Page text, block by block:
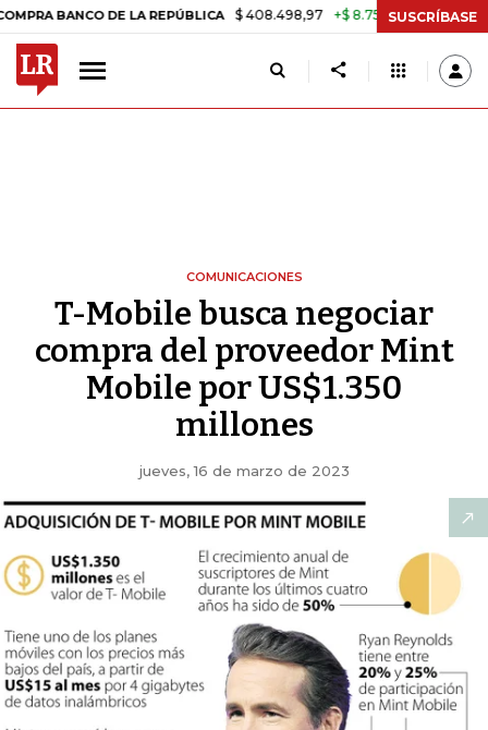
DE LA REPÚBLICA $ 408.498,97 +$ 8.753,81 +2,19% TASA DE
SUSCRÍBASE
COMUNICACIONES
T-Mobile busca negociar
compra del proveedor Mint
Mobile por US$1.350
millones
jueves, 16 de marzo de 2023